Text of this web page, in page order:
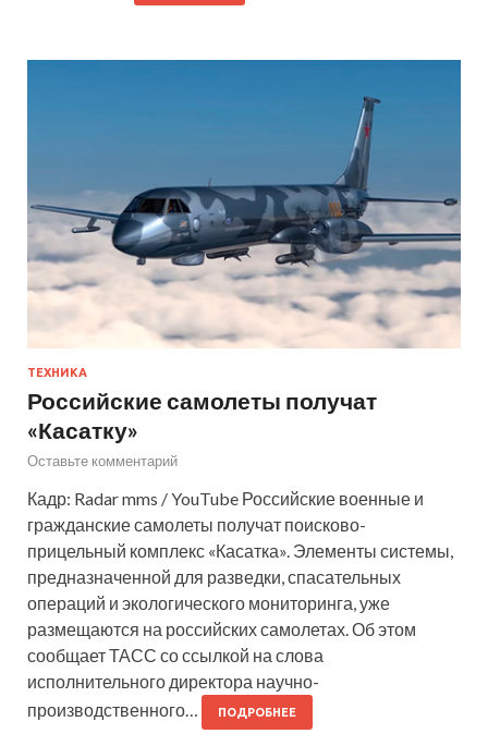
ТЕХНИКА
Российские самолеты получат
«Касатку»
Оставьте комментарий
Кадр: Radar mms / YouTube Российские военные и
гражданские самолеты получат поисково-
прицельный комплекс «Касатка». Элементы системы,
предназначенной для разведки, спасательных
операций и экологического мониторинга, уже
размещаются на российских самолетах. Об этом
сообщает ТАСС со ссылкой на слова
исполнительного директора научно-
производственного…
ПОДРОБНЕЕ